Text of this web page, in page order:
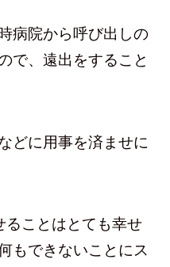
病院から呼び出しの
で、遠出をすること
どに用事を済ませに
ることはとても幸せ
もできないことにス